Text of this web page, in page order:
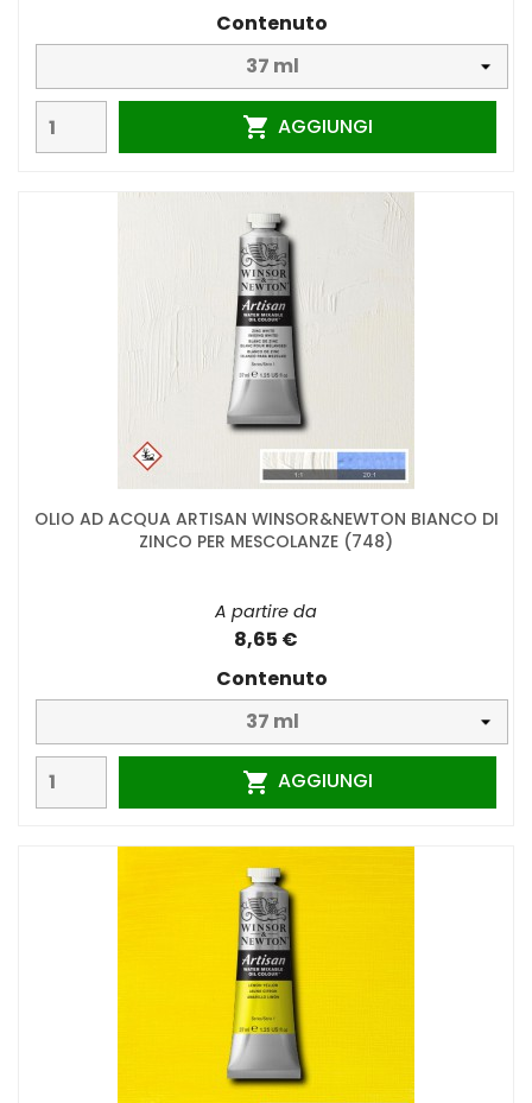
Contenuto
 AGGIUNGI
OLIO AD ACQUA ARTISAN WINSOR&NEWTON BIANCO DI
ZINCO PER MESCOLANZE (748)
A partire da
8,65 €
Contenuto
 AGGIUNGI